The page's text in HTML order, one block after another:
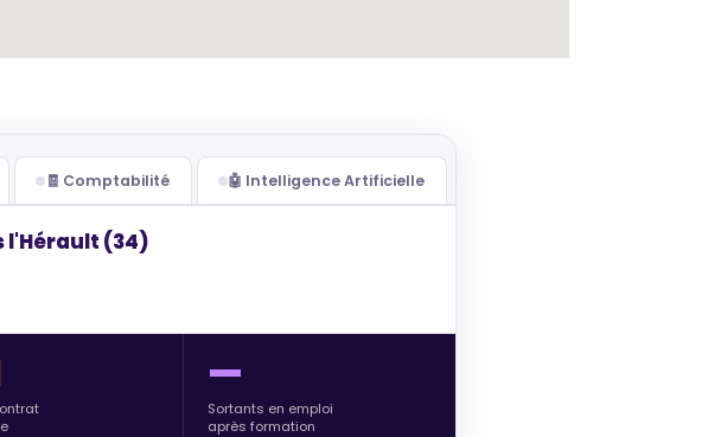
🧾 Comptabilité 🤖 Intelligence Artificielle
l'Hérault (34)
—
Sortants en emploi
après formation